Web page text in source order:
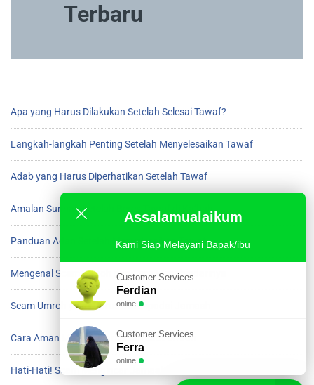
Terbaru
Apa yang Harus Dilakukan Setelah Selesai Tawaf?
Langkah-langkah Penting Setelah Menyelesaikan Tawaf
Adab yang Harus Diperhatikan Setelah Tawaf
Amalan Sunnah Setelah Beres Tawaf di Ka’bah
Panduan Adab Setelah Menyelesaikan Tawaf
Mengenal Scam Umroh dan Cara Menghindarinya
Scam Umroh yang Harus Diwaspadai Jamaah
Cara Aman Menghindari Scam saat Umroh
Hati-Hati! Scam Mengincar Jamaah Umroh
Assalamualaikum
Kami Siap Melayani Bapak/ibu
Customer Services
Ferdian
online
Customer Services
Ferra
online